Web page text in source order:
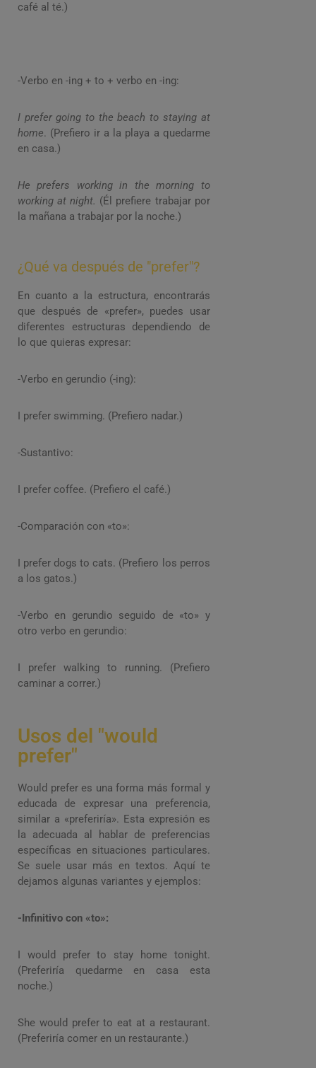
café al té.)
-Verbo en -ing + to + verbo en -ing:
I prefer going to the beach to staying at
home. (Prefiero ir a la playa a quedarme
en casa.)
He prefers working in the morning to
working at night. (Él prefiere trabajar por
la mañana a trabajar por la noche.)
¿Qué va después de "prefer"?
En cuanto a la estructura, encontrarás
que después de «prefer», puedes usar
diferentes estructuras dependiendo de
lo que quieras expresar:
-Verbo en gerundio (-ing):
I prefer swimming. (Prefiero nadar.)
-Sustantivo:
I prefer coffee. (Prefiero el café.)
-Comparación con «to»:
I prefer dogs to cats. (Prefiero los perros
a los gatos.)
-Verbo en gerundio seguido de «to» y
otro verbo en gerundio:
I prefer walking to running. (Prefiero
caminar a correr.)
Usos del "would
prefer"
Would prefer es una forma más formal y
educada de expresar una preferencia,
similar a «preferiría». Esta expresión es
la adecuada al hablar de preferencias
específicas en situaciones particulares.
Se suele usar más en textos. Aquí te
dejamos algunas variantes y ejemplos:
-Infinitivo con «to»:
I would prefer to stay home tonight.
(Preferiría quedarme en casa esta
noche.)
She would prefer to eat at a restaurant.
(Preferiría comer en un restaurante.)